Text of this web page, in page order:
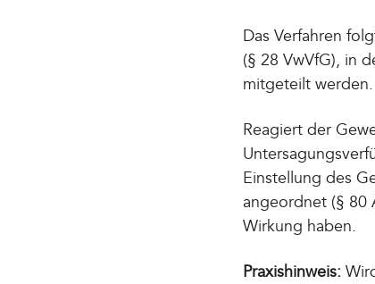
Das Verfahren
(§ 28 VwVfG), in
mitgeteilt
Reagiert der
Einstellung des
angeordnet (§ 80
Wirkung haben.
Praxishinweis: